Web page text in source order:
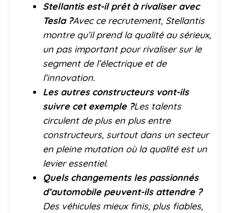
Stellantis est-il prêt à rivaliser avec
Tesla ?Avec ce recrutement, Stellantis
montre qu’il prend la qualité au sérieux,
un pas important pour rivaliser sur le
segment de l’électrique et de
l’innovation.
Les autres constructeurs vont-ils
suivre cet exemple ?Les talents
circulent de plus en plus entre
constructeurs, surtout dans un secteur
en pleine mutation où la qualité est un
levier essentiel.
Quels changements les passionnés
d’automobile peuvent-ils attendre ?
Des véhicules mieux finis, plus fiables,